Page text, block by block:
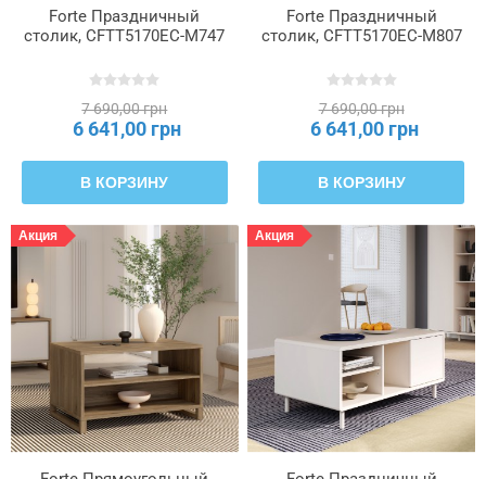
Цвет
Forte Праздничный
столик, CFTT5170EC-M747
7 690,00 грн
6 641,00 грн
В КОРЗИНУ
Forte Праздничный
столик, CFTT5170EC-M807
7 690,00 грн
6 641,00 грн
В КОРЗИНУ
Акция Акция